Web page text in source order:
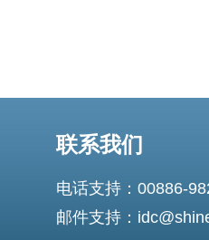
联系我们
电话支持：00886-
邮件支持：